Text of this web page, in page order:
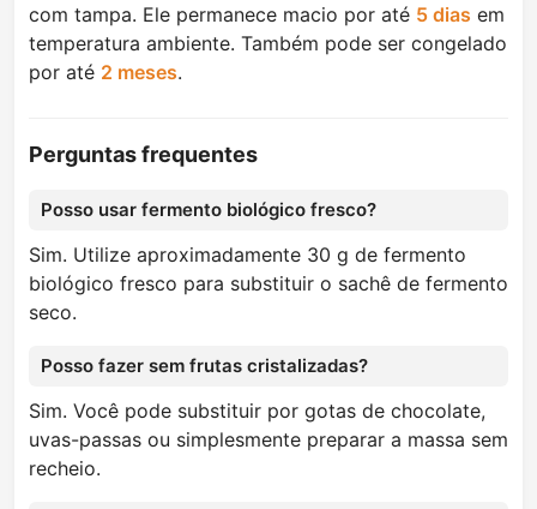
com tampa. Ele permanece macio por até 5 dias em
temperatura ambiente. Também pode ser congelado
por até 2 meses.
Perguntas frequentes
Posso usar fermento biológico fresco?
Sim. Utilize aproximadamente 30 g de fermento
biológico fresco para substituir o sachê de fermento
seco.
Posso fazer sem frutas cristalizadas?
Sim. Você pode substituir por gotas de chocolate,
uvas-passas ou simplesmente preparar a massa sem
recheio.